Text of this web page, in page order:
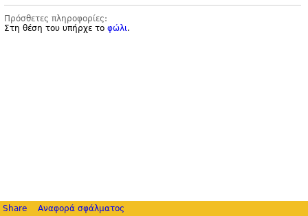
Πρόσθετες πληροφορίες:
Στη θέση του υπήρχε το φώλι.
Share Αναφορά σφάλματος